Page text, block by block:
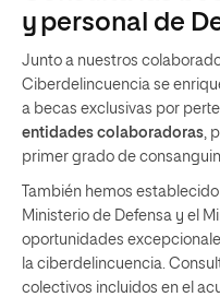
y personal de
Junto a nuestros
Ciberdelincuencia se
a becas exclusivas por
entidades colaboradoras,
primer grado de
También hemos
Ministerio de Defensa y el
oportunidades
la ciberdelincuencia.
colectivos incluidos en el